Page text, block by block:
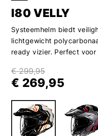
I80 VELLY
Systeemhelm biedt
lichtgewicht
ready vizier. Perfect
€ 299,95
€ 269,95